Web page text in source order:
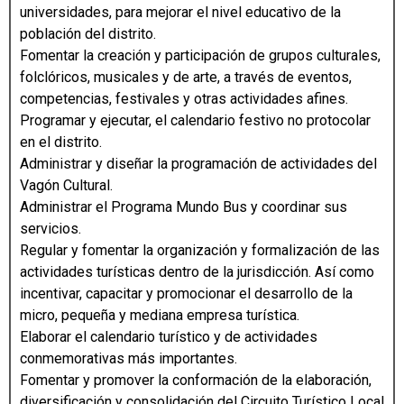
universidades, para mejorar el nivel educativo de la
población del distrito.
Fomentar la creación y participación de grupos culturales,
folclóricos, musicales y de arte, a través de eventos,
competencias, festivales y otras actividades afines.
Programar y ejecutar, el calendario festivo no protocolar
en el distrito.
Administrar y diseñar la programación de actividades del
Vagón Cultural.
Administrar el Programa Mundo Bus y coordinar sus
servicios.
Regular y fomentar la organización y formalización de las
actividades turísticas dentro de la jurisdicción. Así como
incentivar, capacitar y promocionar el desarrollo de la
micro, pequeña y mediana empresa turística.
Elaborar el calendario turístico y de actividades
conmemorativas más importantes.
Fomentar y promover la conformación de la elaboración,